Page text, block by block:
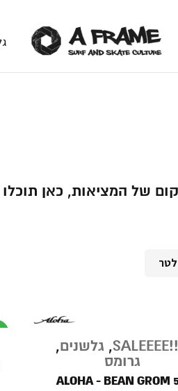
של המציאות, כאן
, גלשנים,
גרומס
ALOHA - BEAN GROM